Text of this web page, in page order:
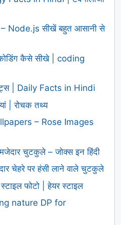
Node.js सीखें बहुत आसानी से
कैसे सीखे | coding
| Daily Facts in Hindi
| रोचक तथ्य
– Rose Images
चुटकुले – जोक्स इन हिंदी
चेहरे पर हंसी लाने वाले चुटकुले
फोटो | हेयर स्टाइल
nature DP for